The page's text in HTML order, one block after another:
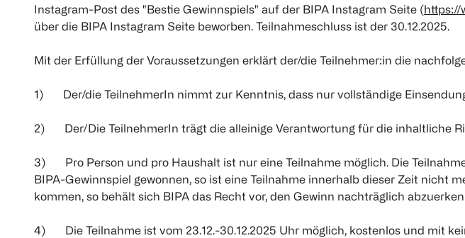
Instagram-Post des "Bestie Gewinnspiels" auf der BIPA Instagram Seite (https://
über die BIPA Instagram Seite beworben. Teilnahmeschluss ist der 30.12.2025.
Mit der Erfüllung der Voraussetzungen erklärt der/die Teilnehmer:in die
1) Der/die TeilnehmerIn nimmt zur Kenntnis, dass nur vollständige
2) Der/Die TeilnehmerIn trägt die alleinige Verantwortung für die inhaltliche
3) Pro Person und pro Haushalt ist nur eine Teilnahme möglich. Die
BIPA-Gewinnspiel gewonnen, so ist eine Teilnahme innerhalb dieser Zeit nicht
kommen, so behält sich BIPA das Recht vor, den Gewinn nachträglich
4) Die Teilnahme ist vom 23.12.-30.12.2025 Uhr möglich, kostenlos und mit